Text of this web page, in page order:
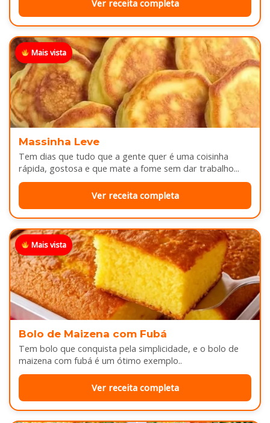
Ver receita completa
Mais vista
Massinha Leve
Tem dias que tudo que a gente quer é uma coisinha
rápida, gostosa e que mate a fome sem dar trabalho...
Ver receita completa
Mais vista
Bolo de Maizena com Fubá
Tem bolo que conquista pela simplicidade, e o bolo de
maizena com fubá é um ótimo exemplo..
Ver receita completa